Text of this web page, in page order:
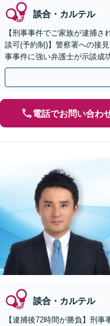
談合・カルテル
【刑事事件でご家族が逮捕
談可(予約制)】警察署への接
事事件に強い弁護士が示談成
トします。【加害者側の相談
電話でお問い合わ
談合・カルテル
【逮捕後72時間が勝負】刑